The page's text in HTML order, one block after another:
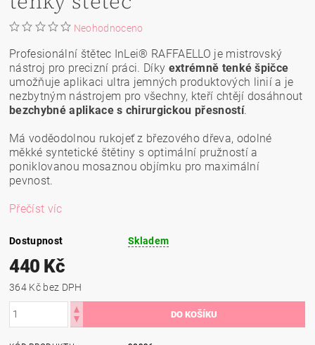
Neohodnoceno
Profesionální štětec InLei® RAFFAELLO je mistrovský
nástroj pro precizní práci. Díky extrémně tenké špičce
umožňuje aplikaci ultra jemných produktových linií a je
nezbytným nástrojem pro všechny, kteří chtějí dosáhnout
bezchybné aplikace s chirurgickou přesností.
Má voděodolnou rukojeť z březového dřeva, odolné
měkké syntetické štětiny s optimální pružností a
poniklovanou mosaznou objímku pro maximální
pevnost.
Přečíst víc
Dostupnost Skladem
440 Kč
364 Kč bez DPH